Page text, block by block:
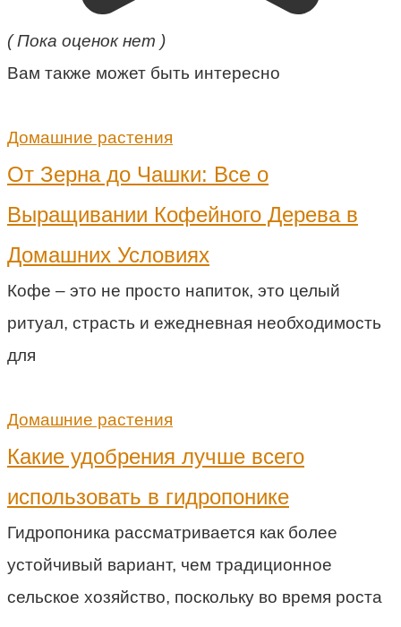
( Пока оценок нет )
Вам также может быть интересно
Домашние растения
От Зерна до Чашки: Все о
Выращивании Кофейного Дерева в
Домашних Условиях
Кофе – это не просто напиток, это целый
ритуал, страсть и ежедневная необходимость
для
Домашние растения
Какие удобрения лучше всего
использовать в гидропонике
Гидропоника рассматривается как более
устойчивый вариант, чем традиционное
сельское хозяйство, поскольку во время роста